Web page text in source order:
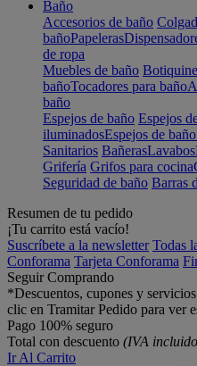
Baño
Accesorios de baño
bañoPapeleras
de ropa
Muebles de baño
bañoTocadores para baño
baño
Espejos de baño Espejos
iluminadosEspejos de
Sanitarios BañerasLavabos
Grifería Grifos para cocina
Seguridad de baño Barras
Resumen de tu pedido
¡Tu carrito está vacío!
Suscríbete a la newsletter Todas
Conforama Tarjeta Conforama
Seguir Comprando
*Descuentos, cupones y
clic en Tramitar Pedido para ver
Pago 100% seguro
Total con descuento (IVA
Ir Al Carrito